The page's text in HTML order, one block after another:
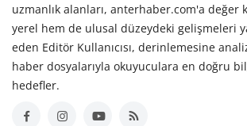
uzmanlık alanları, anterhaber.com'a değer
yerel hem de ulusal düzeydeki gelişmeleri
eden Editör Kullanıcısı, derinlemesine
haber dosyalarıyla okuyuculara en doğru
hedefler.